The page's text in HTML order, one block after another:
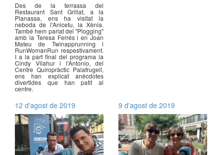
Des de la terrassa del
Restaurant Sant Grillat, a la
Planassa, ens ha visitat la
neboda de l'Anicetu, la Xènia.
També hem parlat del "Plogging"
amb la Teresa Ferrés i en Joan
Mateu de Twinapprunning i
RunWomanRun respestivament.
I a la part final del programa la
Cindy Vilahur i l'Antonio, del
Centre Quiropràctic Palafrugell,
ens han explicat anècdotes
divertides que han patit al
centre.
12 d'agost de 2019 9 d'agost de 2019